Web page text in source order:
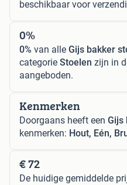
beschikbaar voor
0%
0% van alle Gijs bakker
categorie Stoelen zijn in
aangeboden.
Kenmerken
Doorgaans heeft een Gijs
kenmerken: Hout, Eén,
€ 72
De huidige gemiddelde